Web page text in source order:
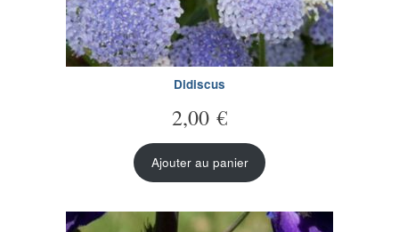
Didiscus
2,00 €
Ajouter au panier